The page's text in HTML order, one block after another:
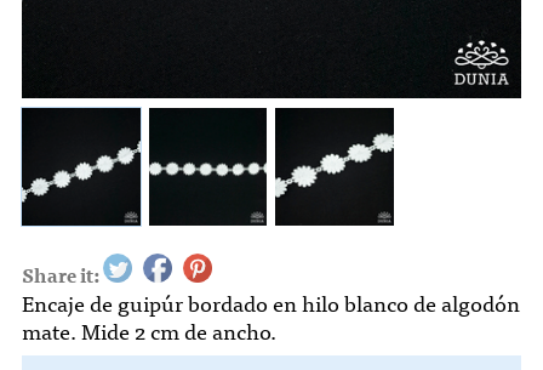
Share it:
Encaje de guipúr bordado en hilo blanco de algodón
mate. Mide 2 cm de ancho.